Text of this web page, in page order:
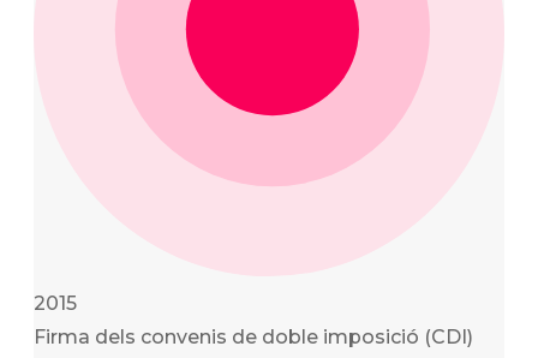
2015
Firma dels convenis de doble imposició (CDI)